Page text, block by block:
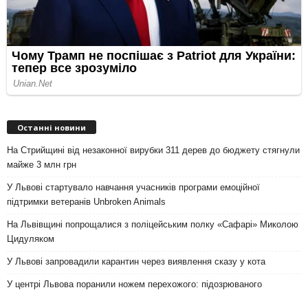
Останні новини
На Стрийщині від незаконної вирубки 311 дерев до бюджету стягнули
майже 3 млн грн
У Львові стартувало навчання учасників програми емоційної
підтримки ветеранів Unbroken Animals
На Львівщині попрощалися з поліцейським полку «Сафарі» Миколою
Цидуляком
У Львові запровадили карантин через виявлення сказу у кота
У центрі Львова поранили ножем перехожого: підозрюваного